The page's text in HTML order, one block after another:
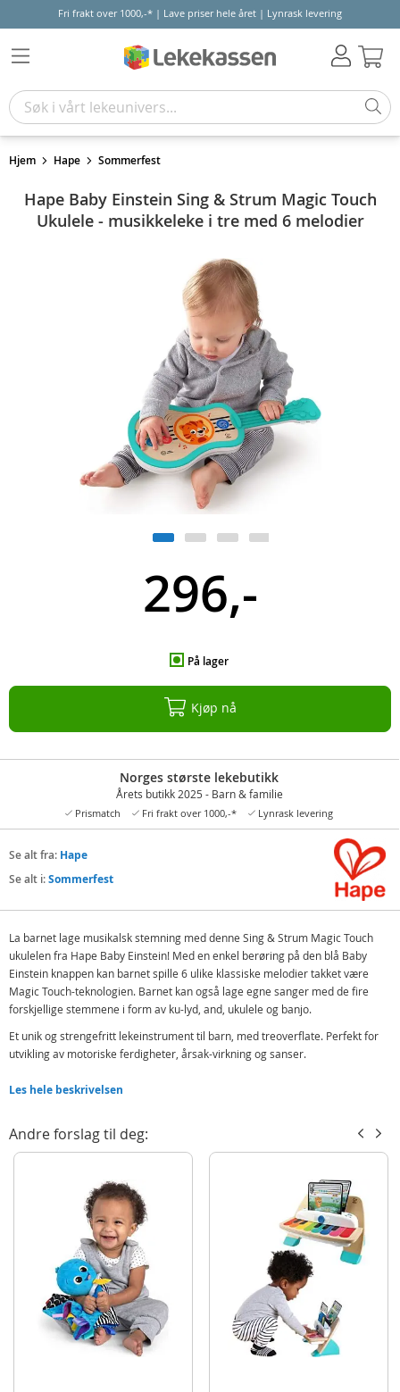
Fri frakt over 1000,-* | Lave priser hele året | Lynrask levering
Hjem Hape Sommerfest
Hape Baby Einstein Sing & Strum Magic Touch
Ukulele - musikkeleke i tre med 6 melodier
296,-
På lager
Kjøp nå
Norges største lekebutikk
Årets butikk 2025 - Barn & familie
Prismatch Fri frakt over 1000,-* Lynrask levering
Se alt fra: Hape
Se alt i:Sommerfest
La barnet lage musikalsk stemning med denne Sing & Strum Magic Touch
ukulelen fra Hape Baby Einstein! Med en enkel berøring på den blå Baby
Einstein knappen kan barnet spille 6 ulike klassiske melodier takket være
Magic Touch-teknologien. Barnet kan også lage egne sanger med de fire
forskjellige stemmene i form av ku-lyd, and, ukulele og banjo.
Et unik og strengefritt lekeinstrument til barn, med treoverflate. Perfekt for
utvikling av motoriske ferdigheter, årsak-virkning og sanser.
Detaljer:
Batteribehov: 3 x AA (inkludert)
Alder: fra 6 mnd.
Les hele beskrivelsen
Andre forslag til deg: